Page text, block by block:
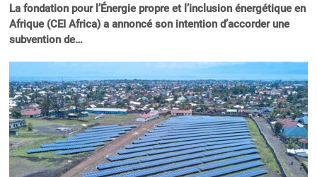
La fondation pour l’Énergie propre et l’inclusion énergétique en
Afrique (CEI Africa) a annoncé son intention d’accorder une
subvention de…